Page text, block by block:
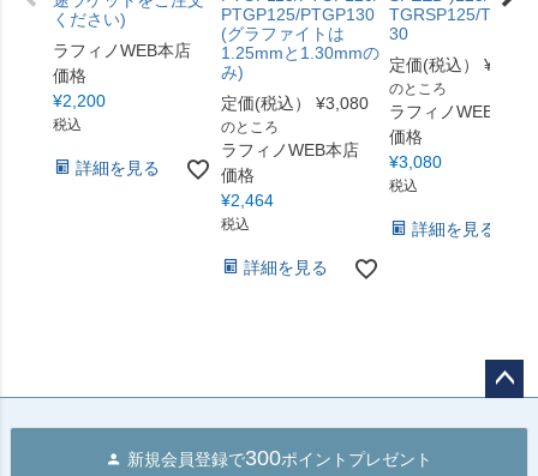
ください)
ラフィノWEB本店
価格
¥2,200
税込
詳細を見る
PTGP125/PTGP130
(グラファイトは
1.25mmと1.30mmの
み)
定価(税込）
¥3,080
のところ
ラフィノWEB本店
価格
¥2,464
税込
詳細を見る
TGRSP125/
30
定価(税込）
¥
のところ
ラフィノWEB本店
価格
¥3,080
税込
詳細を見る
新規会員登録で300ポイントプレゼント